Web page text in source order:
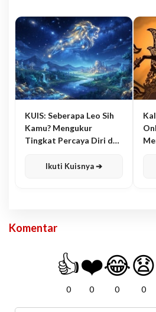
KUIS: Seberapa Leo Sih
Kamu? Mengukur
Tingkat Percaya Diri dan
Ikuti Kuisnya ➔
Komentar
👍
0
❤️
0
😂
0
😧
0